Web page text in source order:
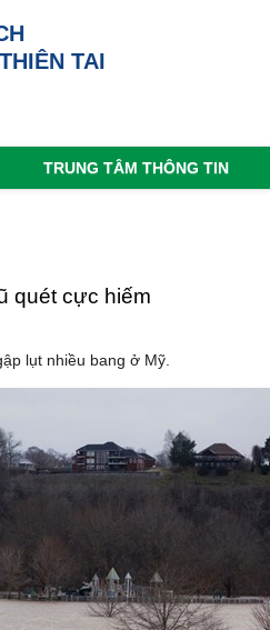
TAI
TRUNG TÂM THÔNG TIN
quét cực hiếm
lụt nhiều bang ở Mỹ.